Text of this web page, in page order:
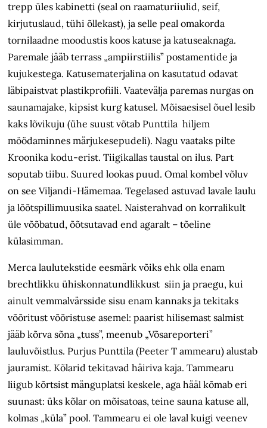
trepp üles kabinetti (seal on raamaturiiulid, seif,
kirjutuslaud, tühi õllekast), ja selle peal omakorda
tornilaadne moodustis koos katuse ja katuseaknaga.
Paremale jääb terrass „ampiirstiilis” postamentide ja
kujukestega. Katusematerjalina on kasutatud odavat
läbipaistvat plastikprofiili. Vaatevälja paremas nurgas on
saunamajake, kipsist kurg katusel. Mõisaesisel õuel lesib
kaks lõvikuju (ühe suust võtab Punttila hiljem
möödaminnes märjukesepudeli). Nagu vaataks pilte
Kroonika kodu-erist. Tiigikallas taustal on ilus. Part
soputab tiibu. Suured lookas puud. Omal kombel võluv
on see Viljandi-Hämemaa. Tegelased astuvad lavale laulu
ja lõõtspillimuusika saatel. Naisterahvad on korralikult
üle võõbatud, õõtsutavad end agaralt – tõeline
külasimman.
Merca laulutekstide eesmärk võiks ehk olla enam
brechtlikku ühiskonnatundlikkust siin ja praegu, kui
ainult vemmalvärsside sisu enam kannaks ja tekitaks
võõritust võõristuse asemel: paarist hilisemast salmist
jääb kõrva sõna „tuss”, meenub „Võsareporteri”
lauluvõistlus. Purjus Punttila (Peeter T ammearu) alustab
jauramist. Kõlarid tekitavad häiriva kaja. Tammearu
liigub kõrtsist mänguplatsi keskele, aga hääl kõmab eri
suunast: üks kõlar on mõisatoas, teine sauna katuse all,
kolmas „küla” pool. Tammearu ei ole laval kuigi veenev